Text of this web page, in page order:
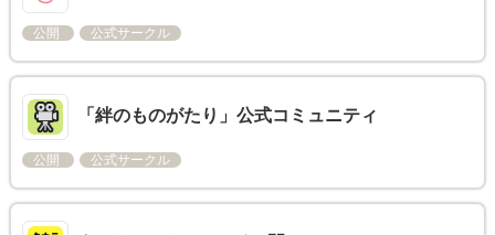
公開 公式サークル
「絆のものがたり」公式コミュニティ
公開 公式サークル